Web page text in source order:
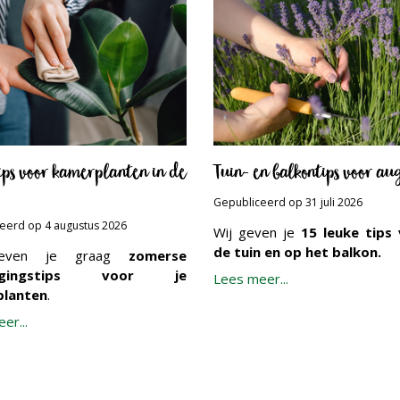
voor kamerplanten in de
op 4 augustus 2026
je graag zomerse
voor je
.
Tuin- en balkontips voor
Gepubliceerd op 31 juli 2026
Wij geven je 15 leuke tips
de tuin en op het balkon.
Lees meer...